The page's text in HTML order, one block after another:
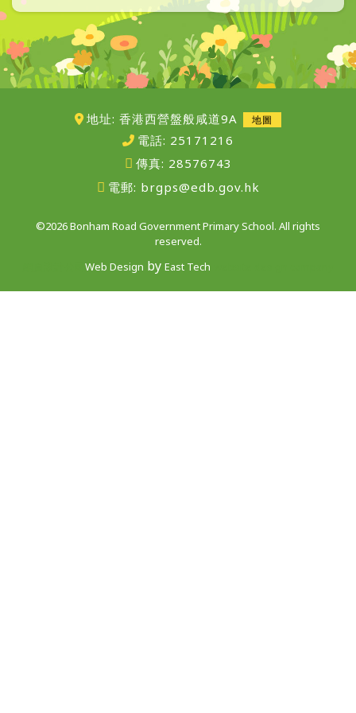
地址: 香港西營盤般咸道9A 地圖
電話: 25171216
傳真: 28576743
電郵: brgps@edb.gov.hk
©2026 Bonham Road Government Primary School. All rights
reserved.
Web Design by East Tech